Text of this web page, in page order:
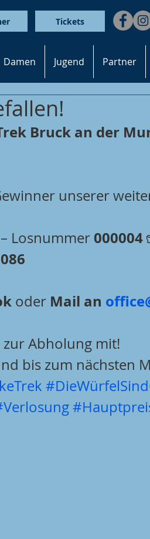
Tickets
Damen Jugend Partner
Bruck an der
unserer
– Losnummer 000004
oder Mail an
zur Abholung mit!
bis zum nächsten